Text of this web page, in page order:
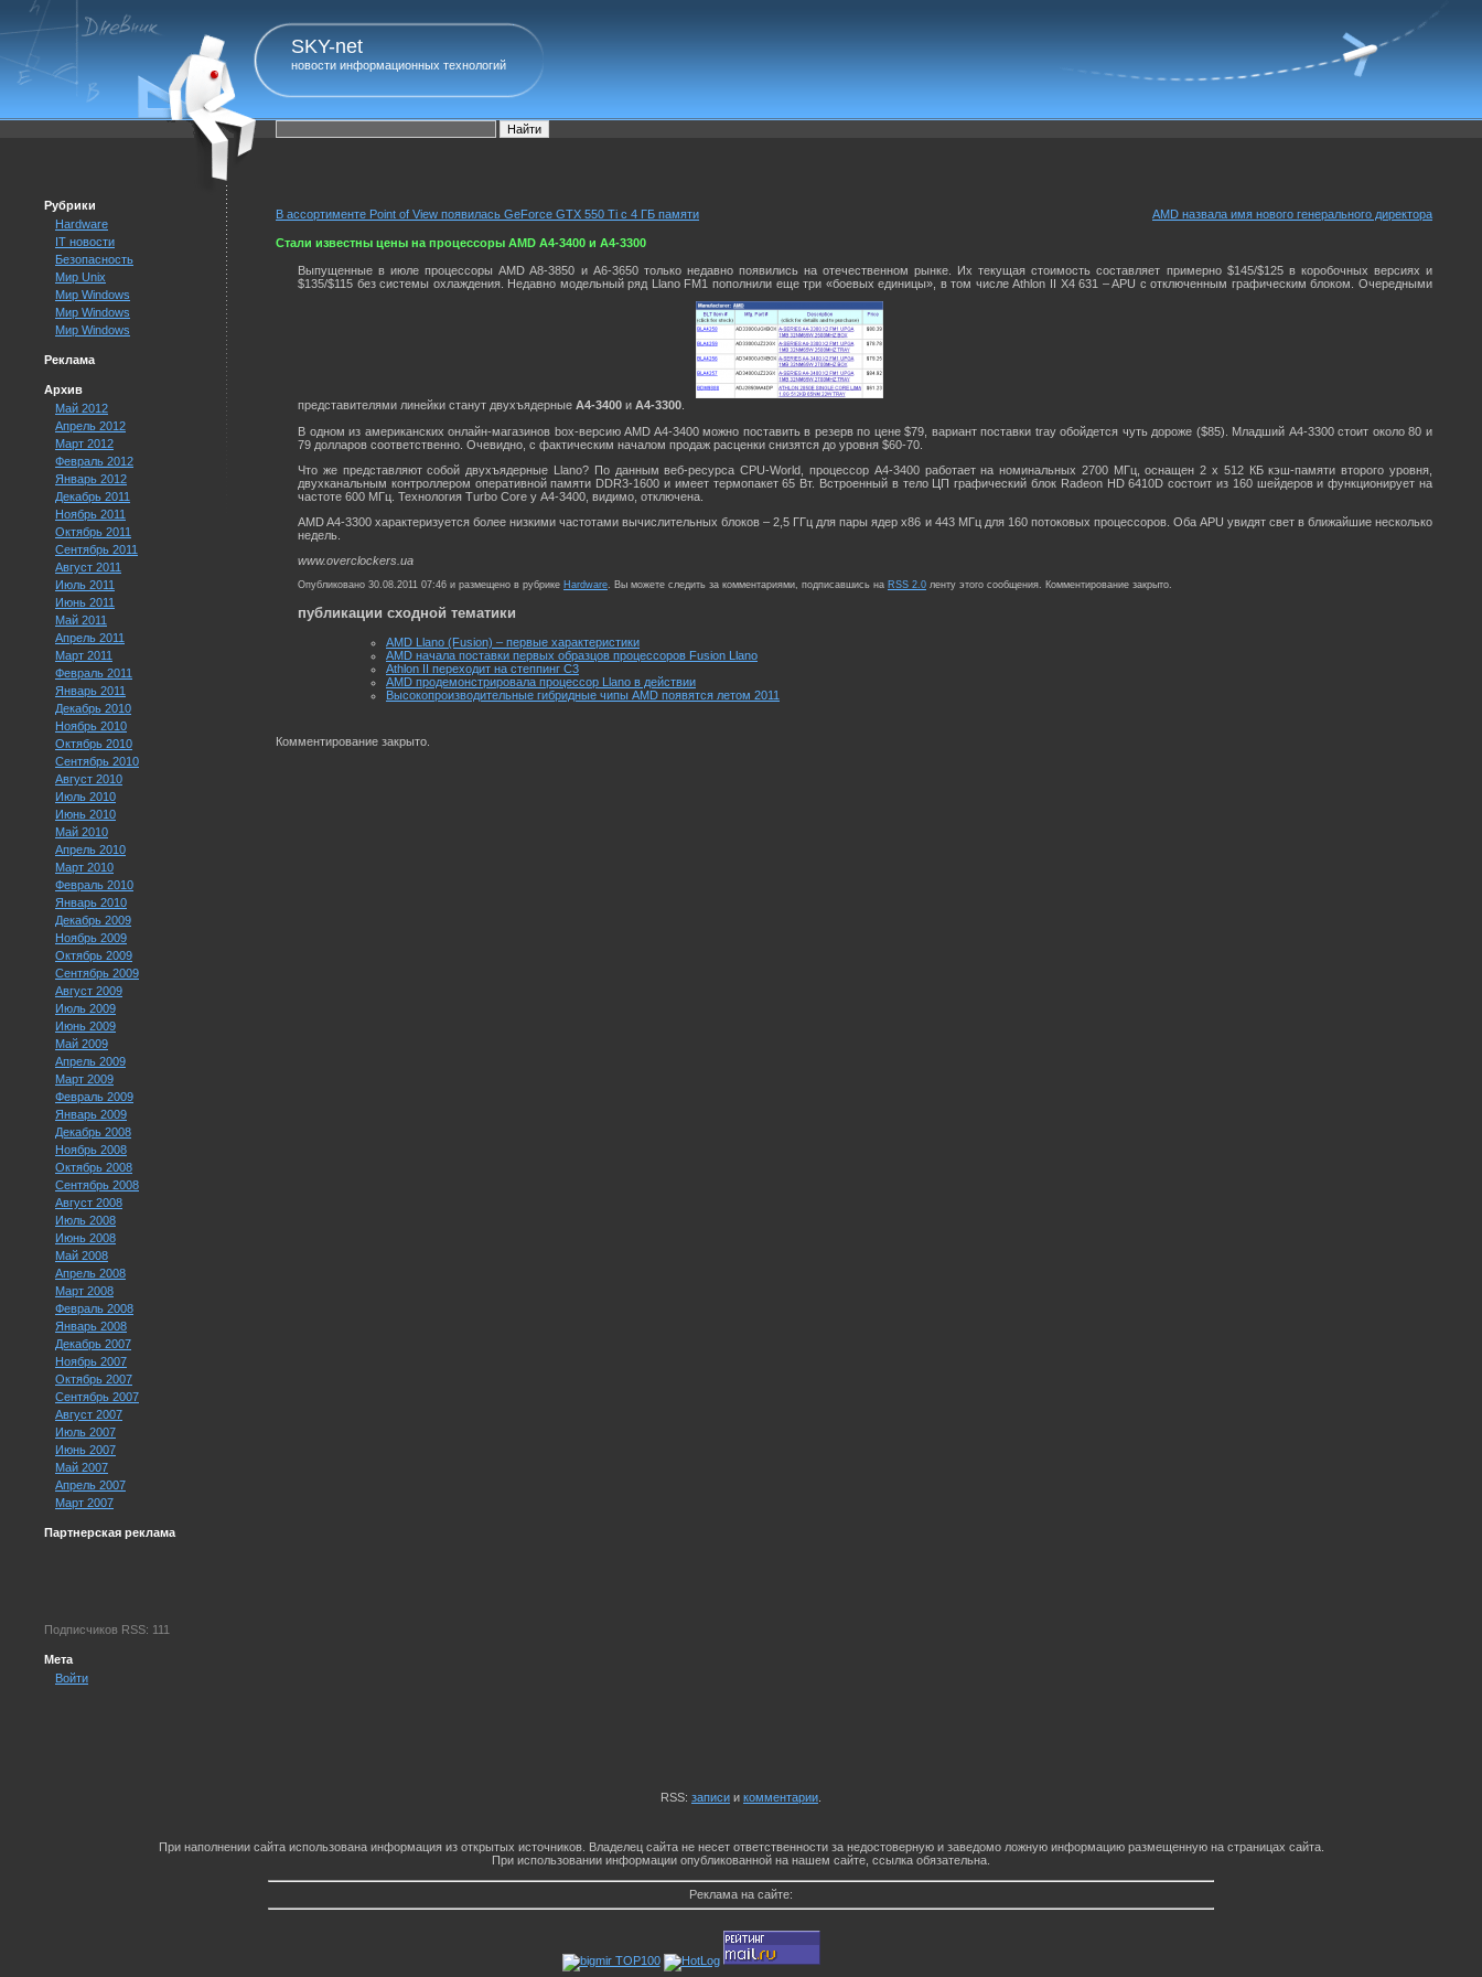
SKY-net
новости информационных технологий
Рубрики
Hardware
IT новости
Безопасность
Мир Unix
Мир Windows
Мир Windows
Мир Windows
Реклама
Архив
Май 2012
Апрель 2012
Март 2012
Февраль 2012
Январь 2012
Декабрь 2011
Ноябрь 2011
Октябрь 2011
Сентябрь 2011
Август 2011
Июль 2011
Июнь 2011
Май 2011
Апрель 2011
Март 2011
Февраль 2011
Январь 2011
Декабрь 2010
Ноябрь 2010
Октябрь 2010
Сентябрь 2010
Август 2010
Июль 2010
Июнь 2010
Май 2010
Апрель 2010
Март 2010
Февраль 2010
Январь 2010
Декабрь 2009
Ноябрь 2009
Октябрь 2009
Сентябрь 2009
Август 2009
Июль 2009
Июнь 2009
Май 2009
Апрель 2009
Март 2009
Февраль 2009
Январь 2009
Декабрь 2008
Ноябрь 2008
Октябрь 2008
Сентябрь 2008
Август 2008
Июль 2008
Июнь 2008
Май 2008
Апрель 2008
Март 2008
Февраль 2008
Январь 2008
Декабрь 2007
Ноябрь 2007
Октябрь 2007
Сентябрь 2007
Август 2007
Июль 2007
Июнь 2007
Май 2007
Апрель 2007
Март 2007
Партнерская реклама
Подписчиков RSS: 111
Мета
Войти
В ассортименте Point of View появилась GeForce GTX 550 Ti с 4 ГБ памяти AMD назвала имя нового генерального директора
Стали известны цены на процессоры AMD A4-3400 и A4-3300
Выпущенные в июле процессоры AMD A8-3850 и A6-3650 только недавно появились на отечественном рынке. Их текущая стоимость составляет примерно $145/$125 в коробочных версиях и
$135/$115 без системы охлаждения. Недавно модельный ряд Llano FM1 пополнили еще три «боевых единицы», в том числе Athlon II X4 631 – APU с отключенным графическим блоком. Очередными
представителями линейки станут двухъядерные A4-3400 и A4-3300
В одном из американских онлайн-магазинов box-версию AMD A4-3400 можно поставить в резерв по цене $79, вариант поставки tray обойдется чуть дороже ($85). Младший A4-3300 стоит около 80 и
79 долларов соответственно. Очевидно, с фактическим началом продаж расценки снизятся до уровня $60-70.
Что же представляют собой двухъядерные Llano? По данным веб-ресурса CPU-World, процессор A4-3400 работает на номинальных 2700 МГц, оснащен 2 x 512 КБ кэш-памяти второго уровня,
двухканальным контроллером оперативной памяти DDR3-1600 и имеет термопакет 65 Вт. Встроенный в тело ЦП графический блок Radeon HD 6410D состоит из 160 шейдеров и функционирует на
частоте 600 МГц. Технология Turbo Core у A4-3400, видимо, отключена.
AMD A4-3300 характеризуется более низкими частотами вычислительных блоков – 2,5 ГГц для пары ядер x86 и 443 МГц для 160 потоковых процессоров. Оба APU увидят свет в ближайшие несколько
недель.
www.overclockers.ua
Опубликовано 30.08.2011 07:46 и размещено в рубрике Hardware. Вы можете следить за комментариями, подписавшись на RSS 2.0 ленту этого сообщения. Комментирование закрыто.
публикации сходной тематики
AMD Llano (Fusion) – первые характеристики
AMD начала поставки первых образцов процессоров Fusion Llano
Athlon II переходит на степпинг C3
AMD продемонстрировала процессор Llano в действии
Высокопроизводительные гибридные чипы AMD появятся летом 2011
Комментирование закрыто.
RSS: записи и комментарии
При наполнении сайта использована информация из открытых источников. Владелец сайта не несет ответственности за недостоверную и заведомо ложную информацию размещенную на страницах сайта.
При использовании информации опубликованной на нашем сайте, ссылка обязательна.
Реклама на сайте: